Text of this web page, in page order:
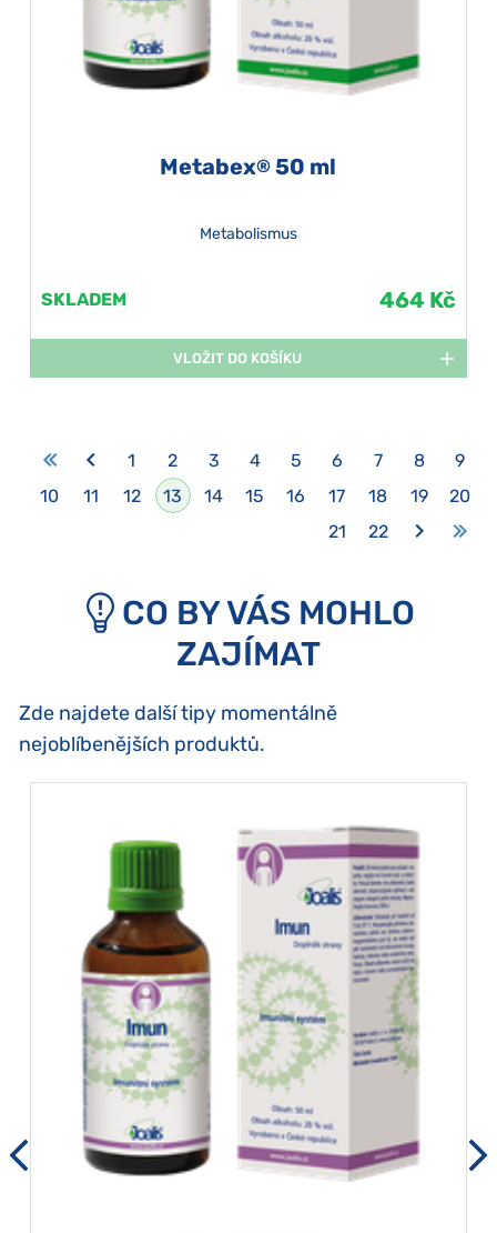
Metabex® 50 ml
Metabolismus
SKLADEM 464 Kč
VLOŽIT DO KOŠÍKU
1 2 3 4 5 6 7 8
9
10
11 12 13 14 15 16 17 18 19
20
21
22
CO BY VÁS MOHLO
ZAJÍMAT
Zde najdete další tipy momentálně
nejoblíbenějších produktů.